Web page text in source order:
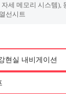
세 메모리 시스템),
선시트
현실 내비게이션